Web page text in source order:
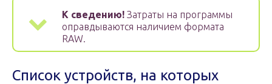
К сведению! Затраты на программы
оправдываются наличием формата
RAW.
Список устройств, на которых